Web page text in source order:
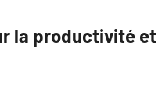
la productivité